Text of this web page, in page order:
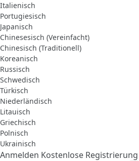
Italienisch
Portugiesisch
Japanisch
Chinesesisch (Vereinfacht)
Chinesisch (Traditionell)
Koreanisch
Russisch
Schwedisch
Türkisch
Niederländisch
Litauisch
Griechisch
Polnisch
Ukrainisch
Anmelden Kostenlose Registrierung